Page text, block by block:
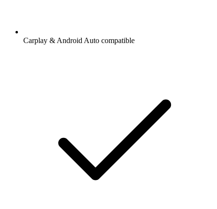
Carplay & Android Auto compatible